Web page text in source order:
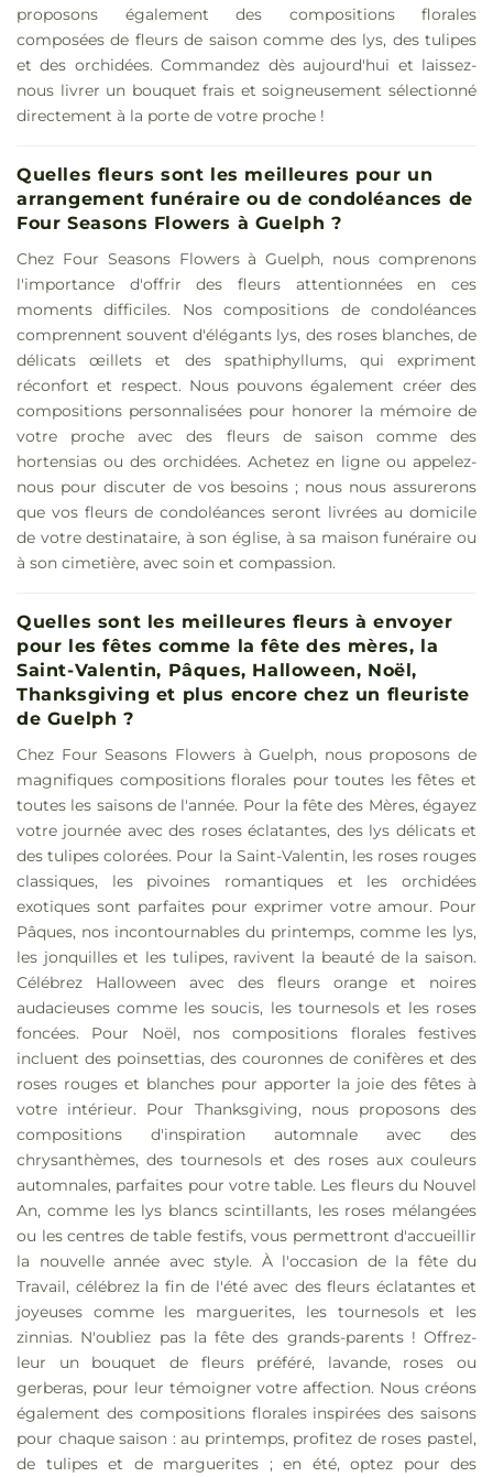
proposons également des compositions florales
composées de fleurs de saison comme des lys, des tulipes
et des orchidées. Commandez dès aujourd'hui et laissez-
nous livrer un bouquet frais et soigneusement sélectionné
directement à la porte de votre proche !
Quelles fleurs sont les meilleures pour un
arrangement funéraire ou de condoléances de
Four Seasons Flowers à Guelph ?
Chez Four Seasons Flowers à Guelph, nous comprenons
l'importance d'offrir des fleurs attentionnées en ces
moments difficiles. Nos compositions de condoléances
comprennent souvent d'élégants lys, des roses blanches, de
délicats œillets et des spathiphyllums, qui expriment
réconfort et respect. Nous pouvons également créer des
compositions personnalisées pour honorer la mémoire de
votre proche avec des fleurs de saison comme des
hortensias ou des orchidées. Achetez en ligne ou appelez-
nous pour discuter de vos besoins ; nous nous assurerons
que vos fleurs de condoléances seront livrées au domicile
de votre destinataire, à son église, à sa maison funéraire ou
à son cimetière, avec soin et compassion.
Quelles sont les meilleures fleurs à envoyer
pour les fêtes comme la fête des mères, la
Saint-Valentin, Pâques, Halloween, Noël,
Thanksgiving et plus encore chez un fleuriste
de Guelph ?
Chez Four Seasons Flowers à Guelph, nous proposons de
magnifiques compositions florales pour toutes les fêtes et
toutes les saisons de l'année. Pour la fête des Mères, égayez
votre journée avec des roses éclatantes, des lys délicats et
des tulipes colorées. Pour la Saint-Valentin, les roses rouges
classiques, les pivoines romantiques et les orchidées
exotiques sont parfaites pour exprimer votre amour. Pour
Pâques, nos incontournables du printemps, comme les lys,
les jonquilles et les tulipes, ravivent la beauté de la saison.
Célébrez Halloween avec des fleurs orange et noires
audacieuses comme les soucis, les tournesols et les roses
foncées. Pour Noël, nos compositions florales festives
incluent des poinsettias, des couronnes de conifères et des
roses rouges et blanches pour apporter la joie des fêtes à
votre intérieur. Pour Thanksgiving, nous proposons des
compositions d'inspiration automnale avec des
chrysanthèmes, des tournesols et des roses aux couleurs
automnales, parfaites pour votre table. Les fleurs du Nouvel
An, comme les lys blancs scintillants, les roses mélangées
ou les centres de table festifs, vous permettront d'accueillir
la nouvelle année avec style. À l'occasion de la fête du
Travail, célébrez la fin de l'été avec des fleurs éclatantes et
joyeuses comme les marguerites, les tournesols et les
zinnias. N'oubliez pas la fête des grands-parents ! Offrez-
leur un bouquet de fleurs préféré, lavande, roses ou
gerberas, pour leur témoigner votre affection. Nous créons
également des compositions florales inspirées des saisons
pour chaque saison : au printemps, profitez de roses pastel,
de tulipes et de marguerites ; en été, optez pour des